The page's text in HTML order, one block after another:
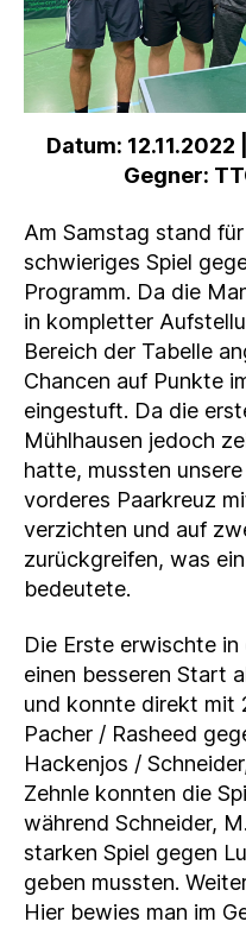
Datum: 12.11.2022
Gegner:
Am Samstag stand
schwieriges Spiel
Programm. Da die
in kompletter
Bereich der Tabelle
Chancen auf Punkte
eingestuft. Da die
Mühlhausen jedoch
hatte, mussten
vorderes Paarkreuz
verzichten und auf
zurückgreifen, was
bedeutete.
Die Erste erwischte
einen besseren Start
und konnte direkt mit
Pacher / Rasheed
Hackenjos /
Zehnle konnten die
während Schneider,
starken Spiel gegen
geben mussten.
Hier bewies man im